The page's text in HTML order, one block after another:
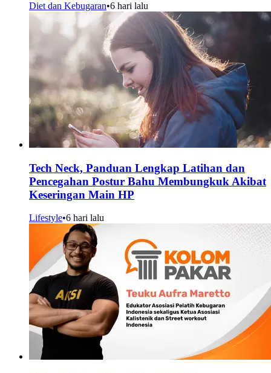
Diet dan Kebugaran•6 hari lalu
Tech Neck, Panduan Lengkap Latihan dan
Pencegahan Postur Bahu Membungkuk Akibat
Keseringan Main HP
Lifestyle•6 hari lalu